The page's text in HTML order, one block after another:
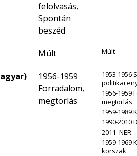
felolvasás,
Spontán
beszéd
Múlt Múlt
1956-1959
Forradalom,
megtorlás
1953-1956
politikai
1956-1959
megtorlás
1959-1989
1990-2010
2011- NER
1959-1969
korszak